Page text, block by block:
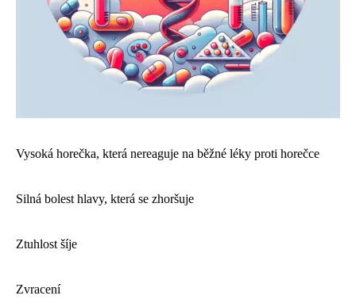
Vysoká horečka, která nereaguje na běžné léky proti horečce
Silná bolest hlavy, která se zhoršuje
Ztuhlost šíje
Zvracení